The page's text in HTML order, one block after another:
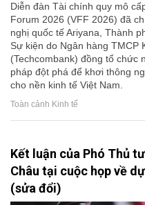
Diễn đàn Tài chính quy mô
Forum 2026 (VFF 2026) đã
nghị quốc tế Ariyana, Thành
Sự kiện do Ngân hàng TMCP
(Techcombank) đồng tổ chức
pháp đột phá để khơi thông
cho nền kinh tế Việt Nam.
Toàn cảnh Kinh tế
Kết luận của Phó Thủ
Châu tại cuộc họp về
(sửa đổi)